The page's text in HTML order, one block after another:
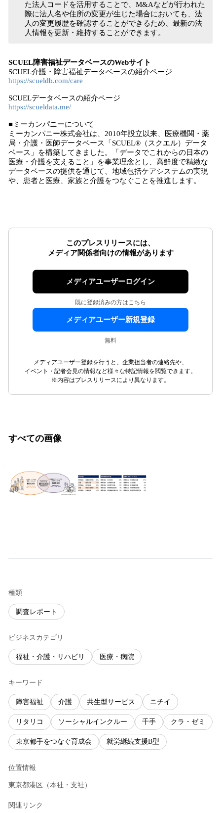
た法人コードを活用することで、M&Aなどが行われた
際に法人名や住所の変更が生じた場合においても、法
人の変更履歴を確認することができるため、最新の法
人情報を更新・維持することができます。
SCUEL障害福祉データベースのWebサイト
SCUEL介護・障害福祉データベースの紹介ページ
https://scueldb.com/care
SCUELデータベースの紹介ページ
https://scueldata.me/
■ミーカンパニーについて
ミーカンパニー株式会社は、2010年設立以来、医療機関・薬
局・介護・医師データベース「SCUEL®（スクエル）データ
ベース」を構築してきました。「データでこれからの日本の
医療・介護を支えること」を事業理念とし、高鮮度で精緻な
データベースの提供を通じて、地域包括ケアシステムの実現
や、患者と医療、家族と介護をつなぐことを推進します。
このプレスリリースには、
メディア関係者向けの情報があります
メディアユーザーログイン
既に登録済みの方はこちら
メディアユーザー新規登録
無料
メディアユーザー登録を行うと、企業担当者の連絡先や、
イベント・記者会見の情報など様々な特記情報を閲覧できます。
※内容はプレスリリースにより異なります。
すべての画像
種類
調査レポート
ビジネスカテゴリ
福祉・介護・リハビリ 医療・病院
キーワード
障害福祉 介護 共生型サービス ニチイ
リタリコ ソーシャルインクルー 千手 クラ・ゼミ
東京都手をつなぐ育成会 就労継続支援B型
位置情報
東京都港区 （本社・支社 ）
関連リンク